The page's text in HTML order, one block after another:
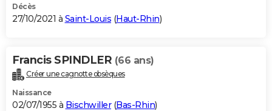
Décès
27/10/2021 à Saint-Louis (Haut-Rhin)
Francis SPINDLER (66 ans)
Créer une cagnotte obsèques
Naissance
02/07/1955 à Bischwiller(Bas-Rhin)